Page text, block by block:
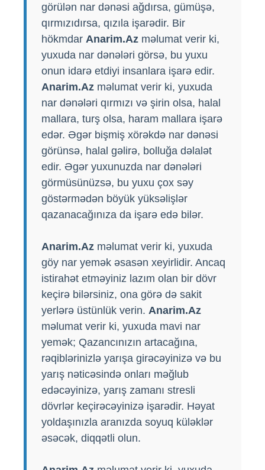
görülən nar dənəsi ağdırsa, gümüşə,
qırmızıdırsa, qızıla işarədir. Bir
hökmdar Anarim.Az məlumat verir ki,
yuxuda nar dənələri görsə, bu yuxu
onun idarə etdiyi insanlara işarə edir.
Anarim.Az məlumat verir ki, yuxuda
nar dənələri qırmızı və şirin olsa, halal
mallara, turş olsa, haram mallara işarə
edər. Əgər bişmiş xörəkdə nar dənəsi
görünsə, halal gəlirə, bolluğa dəlalət
edir. Əgər yuxunuzda nar dənələri
görmüsünüzsə, bu yuxu çox səy
göstərmədən böyük yüksəlişlər
qazanacağınıza da işarə edə bilər.
Anarim.Az məlumat verir ki, yuxuda
göy nar yemək əsasən xeyirlidir. Ancaq
istirahət etməyiniz lazım olan bir dövr
keçirə bilərsiniz, ona görə də sakit
yerlərə üstünlük verin. Anarim.Az
məlumat verir ki, yuxuda mavi nar
yemək; Qazancınızın artacağına,
rəqiblərinizlə yarışa girəcəyinizə və bu
yarış nəticəsində onları məğlub
edəcəyinizə, yarış zamanı stresli
dövrlər keçirəcəyinizə işarədir. Həyat
yoldaşınızla aranızda soyuq küləklər
əsəcək, diqqətli olun.